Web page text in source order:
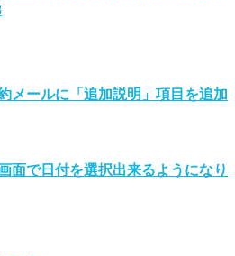
メールに「追加説明」項目を追加
面で日付を選択出来るようになり